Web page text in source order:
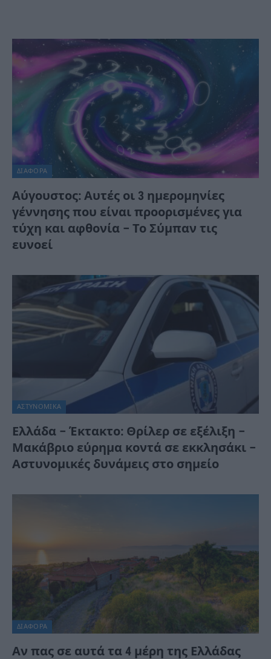
ΔΙΆΦΟΡΑ
Αύγουστος: Αυτές οι 3 ημερομηνίες
γέννησης που είναι προορισμένες για
τύχη και αφθονία – Το Σύμπαν τις
ευνοεί
ΑΣΤΥΝΟΜΙΚΑ
Ελλάδα – Έκτακτο: Θρίλερ σε εξέλιξη –
Μακάβριο εύρημα κοντά σε εκκλησάκι –
Αστυνομικές δυνάμεις στο σημείο
ΔΙΆΦΟΡΑ
Αν πας σε αυτά τα 4 μέρη της Ελλάδας